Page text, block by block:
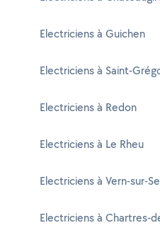
Electriciens à Guichen
Electriciens à Saint-
Electriciens à Redon
Electriciens à Le Rheu
Electriciens à Vern-sur-
Electriciens à Chartres-